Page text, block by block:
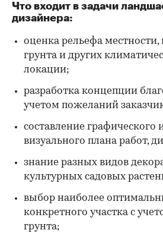
Что входит в задачи
дизайнера:
оценка рельефа местности,
грунта и других
локации;
разработка концепции
учетом пожеланий
составление графического
визуального плана работ,
знание разных видов
культурных садовых
выбор наиболее
конкретного участка с
грунта;